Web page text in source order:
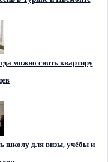
можно снять квартиру
школу для визы, учёбы и